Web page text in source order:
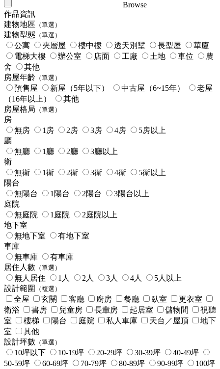
Browse
作品資訊
建物地區 （單選）
建物型態 （單選）
公寓 夾層屋 樓中樓 透天別墅 長型屋
華廈
電梯大樓
辦公室 店面 工廠 土地 車位
農
舍
其他
房屋年齡 （單選）
預售屋 新屋（5年以下） 中古屋（6~15年）
老屋
（16年以上）
其他
房屋格局 （單選）
房
無房
1房 2房 3房 4房
5房以上
廳
無廳
1廳 2廳
3廳以上
衛
無衛
1衛 2衛 3衛 4衛
5衛以上
陽台
無陽台
1陽台 2陽台
3陽台以上
庭院
無庭院
1庭院
2庭院以上
地下室
無地下室
有地下室
車庫
無車庫
有車庫
居住人數 （單選）
無人居住 1人 2人 3人 4人
5人以上
設計範圍
（複選）
全屋 玄關 客廳 廚房 餐廳 臥室
更衣室
衛浴
書房 兒童房 長輩房 起居室 儲物間
視聽
室
樓梯 陽台 庭院 私人車庫 天台／屋頂
地下
室
其他
設計坪數 （單選）
10坪以下 10-19坪 20-29坪 30-39坪
40-49坪
50-59坪
60-69坪 70-79坪 80-89坪 90-99坪
100坪